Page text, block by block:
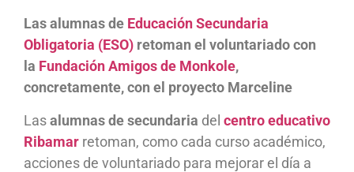
Las alumnas de Educación Secundaria
Obligatoria (ESO) retoman el voluntariado con
la Fundación Amigos de Monkole,
concretamente, con el proyecto Marceline
Lasalumnas de secundaria del centro educativo
Ribamar retoman, como cada curso académico,
acciones de voluntariado para mejorar el día a